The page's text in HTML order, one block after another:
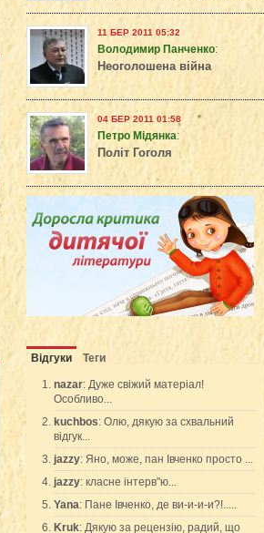
11 БЕР 2011 05:32
Володимир Панченко:
Неоголошена війна
04 БЕР 2011 01:58
Петро Мідянка:
Політ Гоголя
Відгуки Теги
nazar: Дуже свіжий матеріал!
Особливо...
kuchbos: Олю, дякую за схвальний
відгук...
jazzy: Яно, може, пан Івченко просто ...
jazzy: класне інтерв"ю...
Yana: Пане Івченко, де ви-и-и-и?!.....
Kruk: Дякую за рецензію, радий, що